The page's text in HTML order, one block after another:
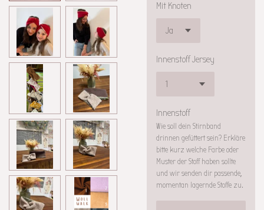
Mit Knoten
Innenstoff Jersey
Innenstoff
Wie soll dein Stirnband
drinnen gefüttert sein? Erkläre
bitte kurz welche Farbe oder
Muster der Stoff haben sollte
und wir senden dir passende,
momentan lagernde Stoffe zu.